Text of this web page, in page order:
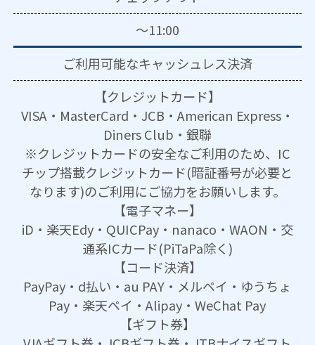
～11:00
ご利用可能なキャッシュレス決済
【クレジットカード】
VISA・MasterCard・JCB・American Express・
Diners Club・銀聯
※クレジットカードの安全なご利用のため、IC
チップ搭載クレジットカード(暗証番号が必要と
なります)のご利用にご協力をお願いします。
【電子マネー】
iD・楽天Edy・QUICPay・nanaco・WAON・交
通系ICカード(PiTaPa除く)
【コード決済】
PayPay・d払い・au PAY・メルペイ・ゆうちょ
Pay・楽天ペイ・Alipay・WeChat Pay
【ギフト券】